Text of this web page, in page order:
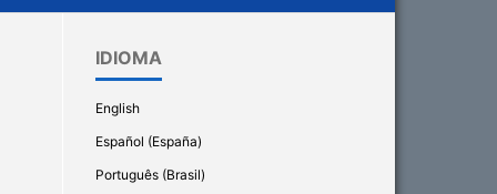
IDIOMA
English
Español (España)
Português (Brasil)